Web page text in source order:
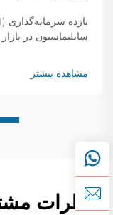
سابلیماسیون در
چاپگرهای پارچه‌ای
در کالاندرا
مشاهده بیشتر
نظرات